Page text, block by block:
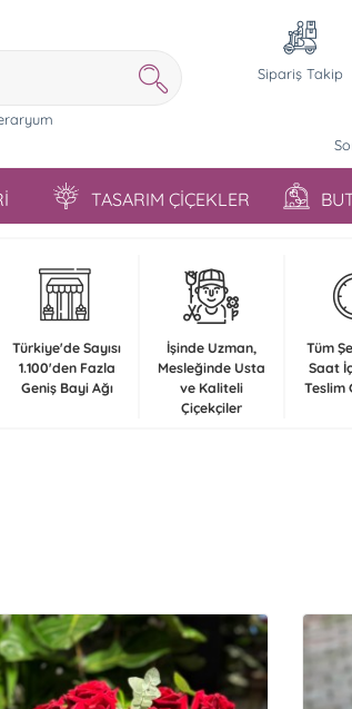
Sipariş Takip
TASARIM ÇİÇEKLER
Türkiye'de Sayısı
1.100'den Fazla
Geniş Bayi Ağı
İşinde Uzman,
Mesleğinde Usta
ve Kaliteli
Çiçekçiler
Tüm
Saat
Teslim